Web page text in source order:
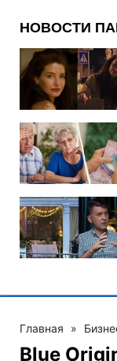
Главная »
Blue